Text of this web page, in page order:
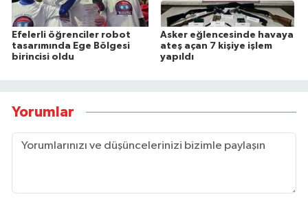
Efelerli öğrenciler robot
tasarımında Ege Bölgesi
birincisi oldu
Asker eğlencesinde havaya
ateş açan 7 kişiye işlem
yapıldı
Yorumlar